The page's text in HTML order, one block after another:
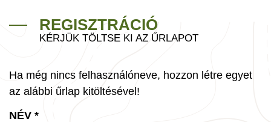
REGISZTRÁCIÓ
KÉRJÜK TÖLTSE KI AZ ŰRLAPOT
Ha még nincs felhasználóneve, hozzon létre egyet
az alábbi űrlap kitöltésével!
NÉV *